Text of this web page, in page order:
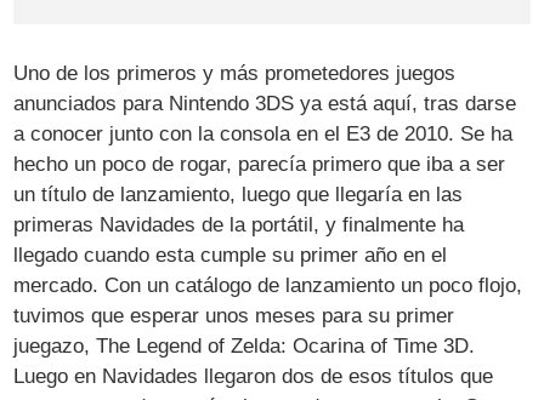
Uno de los primeros y más prometedores juegos
anunciados para Nintendo 3DS ya está aquí, tras darse
a conocer junto con la consola en el E3 de 2010. Se ha
hecho un poco de rogar, parecía primero que iba a ser
un título de lanzamiento, luego que llegaría en las
primeras Navidades de la portátil, y finalmente ha
llegado cuando esta cumple su primer año en el
mercado. Con un catálogo de lanzamiento un poco flojo,
tuvimos que esperar unos meses para su primer
juegazo, The Legend of Zelda: Ocarina of Time 3D.
Luego en Navidades llegaron dos de esos títulos que